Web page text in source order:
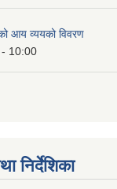
आय व्ययको विवरण
10:00
निर्देशिका